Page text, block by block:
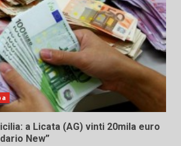
a Licata (AG) vinti 20mila euro
New”